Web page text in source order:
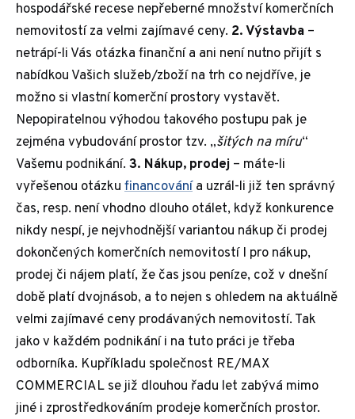
hospodářské recese nepřeberné množství komerčních
nemovitostí za velmi zajímavé ceny. 2. Výstavba –
netrápí-li Vás otázka finanční a ani není nutno přijít s
nabídkou Vašich služeb/zboží na trh co nejdříve, je
možno si vlastní komerční prostory vystavět.
Nepopiratelnou výhodou takového postupu pak je
zejména vybudování prostor tzv. „šitých na míru“
Vašemu podnikání. 3. Nákup, prodej – máte-li
vyřešenou otázku financovánía uzrál-li již ten správný
čas, resp. není vhodno dlouho otálet, když konkurence
nikdy nespí, je nejvhodnější variantou nákup či prodej
dokončených komerčních nemovitostí I pro nákup,
prodej či nájem platí, že čas jsou peníze, což v dnešní
době platí dvojnásob, a to nejen s ohledem na aktuálně
velmi zajímavé ceny prodávaných nemovitostí. Tak
jako v každém podnikání i na tuto práci je třeba
odborníka. Kupříkladu společnost RE/MAX
COMMERCIAL se již dlouhou řadu let zabývá mimo
jiné i zprostředkováním prodeje komerčních prostor.